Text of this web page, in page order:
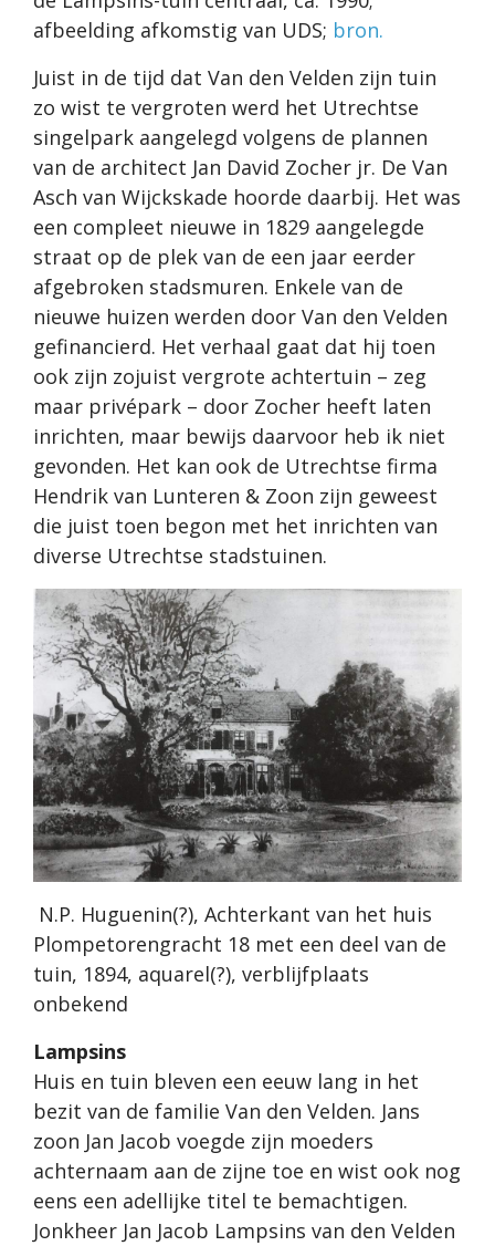
afbeelding afkomstig van UDS; bron.
Juist in de tijd dat Van den Velden zijn tuin
zo wist te vergroten werd het Utrechtse
singelpark aangelegd volgens de plannen
van de architect Jan David Zocher jr. De Van
Asch van Wijckskade hoorde daarbij. Het was
een compleet nieuwe in 1829 aangelegde
straat op de plek van de een jaar eerder
afgebroken stadsmuren. Enkele van de
nieuwe huizen werden door Van den Velden
gefinancierd. Het verhaal gaat dat hij toen
ook zijn zojuist vergrote achtertuin – zeg
maar privépark – door Zocher heeft laten
inrichten, maar bewijs daarvoor heb ik niet
gevonden. Het kan ook de Utrechtse firma
Hendrik van Lunteren & Zoon zijn geweest
die juist toen begon met het inrichten van
diverse Utrechtse stadstuinen.
N.P. Huguenin(?), Achterkant van het huis
Plompetorengracht 18 met een deel van de
tuin, 1894, aquarel(?), verblijfplaats
onbekend
Lampsins
Huis en tuin bleven een eeuw lang in het
bezit van de familie Van den Velden. Jans
zoon Jan Jacob voegde zijn moeders
achternaam aan de zijne toe en wist ook nog
eens een adellijke titel te bemachtigen.
Jonkheer Jan Jacob Lampsins van den Velden